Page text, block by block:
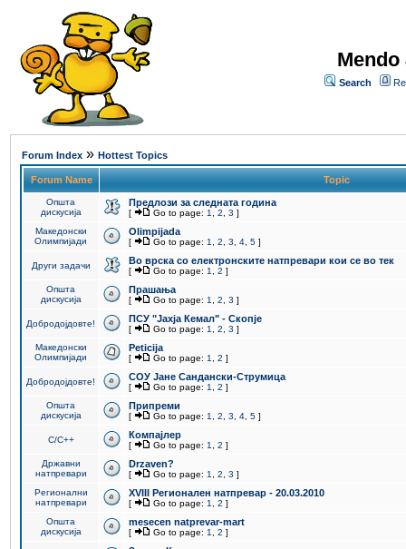
Search
Forum Index » Hottest Topics
Forum Name Topic
Општа
дискусија
Предлози за следната година
[ Go to page: 1 2 3 ]
Македонски
Олимпијади
Olimpijada
[ Go to page: 1 2 3 4 5 ]
Други задачи Во врска со електронските натпревари кои се во тек
[ Go to page: 1 2 ]
Општа
дискусија
Прашања
[ Go to page: 1 2 3 ]
Добродојдовте! ПCУ "Јахја Кемал" - Скопје
[ Go to page: 1 2 3 ]
Македонски
Олимпијади
Peticija
[ Go to page: 1 2 ]
Добродојдовте! СОУ Јане Сандански-Струмица
[ Go to page: 1 2 ]
Општа
дискусија
Припреми
[ Go to page: 1 2 3 4 5 ]
C/C++ Компајлер
[ Go to page: 1 2 ]
Државни
натпревари
Drzaven?
[ Go to page: 1 2 3 ]
Регионални
натпревари
XVIII Регионален натпревар - 20.03.2010
[ Go to page: 1 2 ]
Општа
дискусија
mesecen natprevar-mart
[ Go to page: 1 2 ]